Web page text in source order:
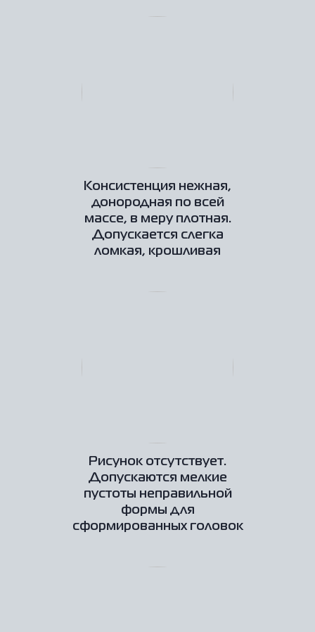
Консистенция нежная,
донородная по всей
массе, в меру плотная.
Допускается слегка
ломкая, крошливая
Рисунок отсутствует.
Допускаются мелкие
пустоты неправильной
формы для
сформированных головок